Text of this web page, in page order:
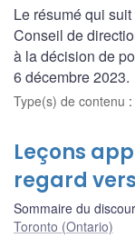
Le résumé qui
Conseil de
à la décision de
6 décembre 2023.
Type(s) de contenu :
Leçons
regard
Sommaire du
Toronto (Ontario)